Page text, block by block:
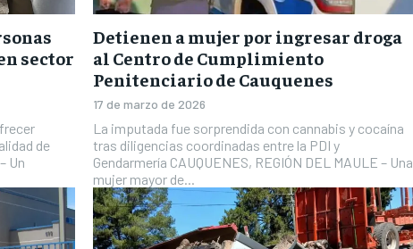
sector
de
Un
Detienen a mujer por ingresar droga
al Centro de Cumplimiento
Penitenciario de Cauquenes
17 de marzo de 2026
La imputada fue sorprendida con cannabis y cocaína
tras diligencias coordinadas entre la PDI y
Gendarmería CAUQUENES, REGIÓN DEL MAULE – Una
mujer mayor de...